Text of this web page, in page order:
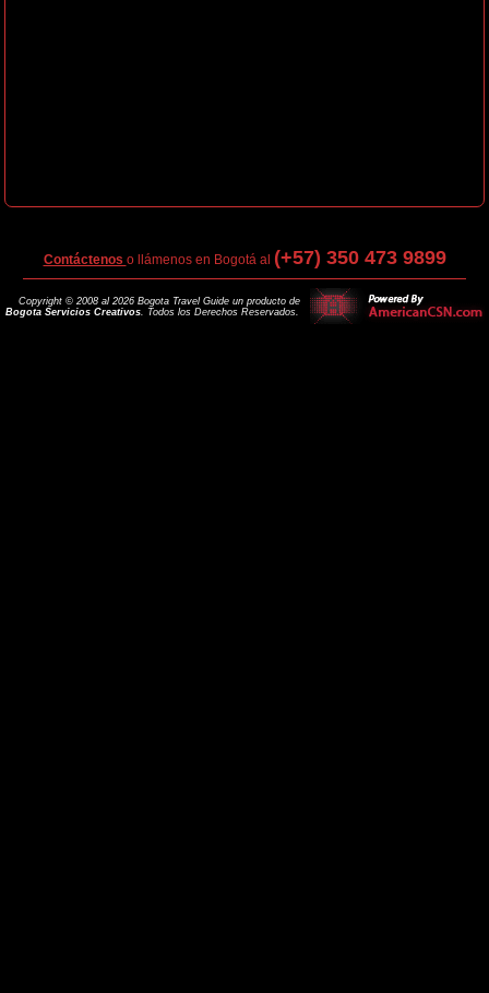
Contáctenos o llámenos en Bogotá al (+57) 350 473 9899
Copyright © 2008 al 2026 Bogota Travel Guide un producto de
Bogota Servicios Creativos. Todos los Derechos Reservados.